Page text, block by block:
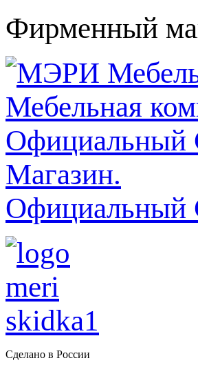
Фирменный
Официальный
Сделано в России